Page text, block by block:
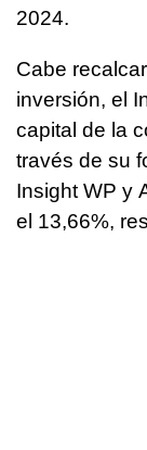
2024.
Cabe
inversión, el
capital de la
través de su
Insight WP y
el 13,66%,